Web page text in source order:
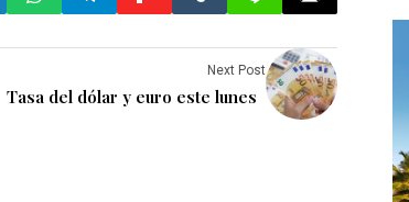
Next Post
Tasa del dólar y euro este lunes